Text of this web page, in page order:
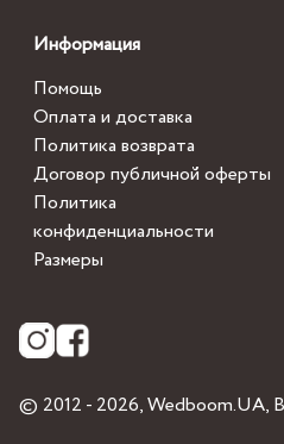
Информация
Помощь
Оплата и доставка
Политика возврата
Договор публичной оферты
Политика
конфиденциальности
Размеры
© 2012 - 2026,Wedboom.UA,